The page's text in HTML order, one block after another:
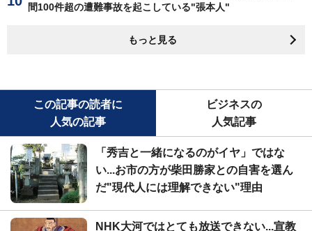
間100件超の遭難事故を起こしている"張本人"
もっと見る
この記事の読者に
人気の記事
ビジネスの
人気記事
「秀吉と一緒になるのがイヤ」ではな
い...お市の方が柴田勝家との自害を選ん
だ"現代人には理解できない"理由
NHK大河ではとても放送できない...宣教